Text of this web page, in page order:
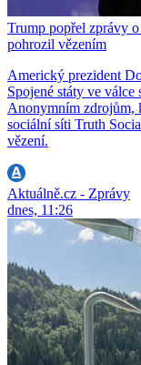
Trump popřel zprávy
pohrozil vězením
Americký prezident
Spojené státy ve
Anonymním zdrojům,
sociální síti Truth
vězení.
Aktuálně.cz - Zprávy
dnes, 11:26